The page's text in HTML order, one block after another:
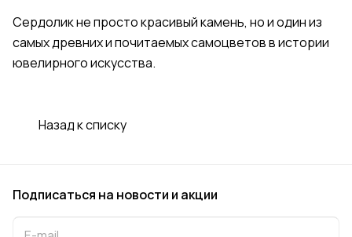
Сердолик не просто красивый камень, но и один из
самых древних и почитаемых самоцветов в истории
ювелирного искусства.
Назад к списку
Подписаться на новости и акции